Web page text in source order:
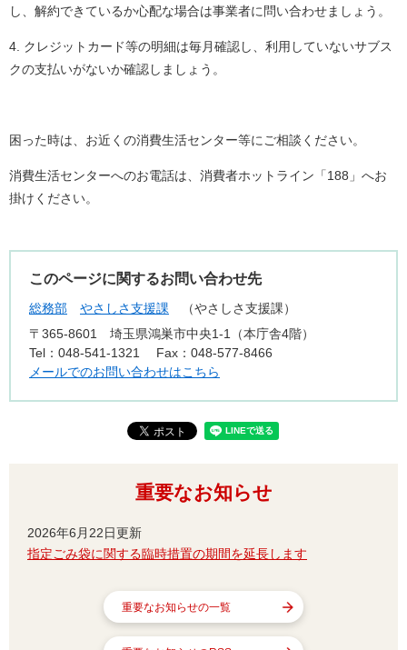
し、解約できているか心配な場合は事業者に問い合わせましょう。
4. クレジットカード等の明細は毎月確認し、利用していないサブス
クの支払いがないか確認しましょう。
困った時は、お近くの消費生活センター等にご相談ください。
消費生活センターへのお電話は、消費者ホットライン「188」へお
掛けください。
このページに関するお問い合わせ先
総務部 やさしさ支援課
やさしさ支援課
〒365-8601
埼玉県鴻巣市中央1-1（本庁舎4階）
Tel：048-541-1321
Fax：048-577-8466
メールでのお問い合わせはこちら
重要なお知らせ
2026年6月22日更新
指定ごみ袋に関する臨時措置の期間を延長します
重要なお知らせの一覧